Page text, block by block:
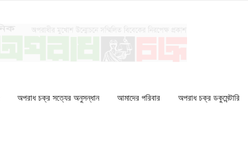
অপরাধ চক্র সত্যের অনুসন্ধান আমাদের পরিবার অপরাধ চক্র ডকুমেন্টারি